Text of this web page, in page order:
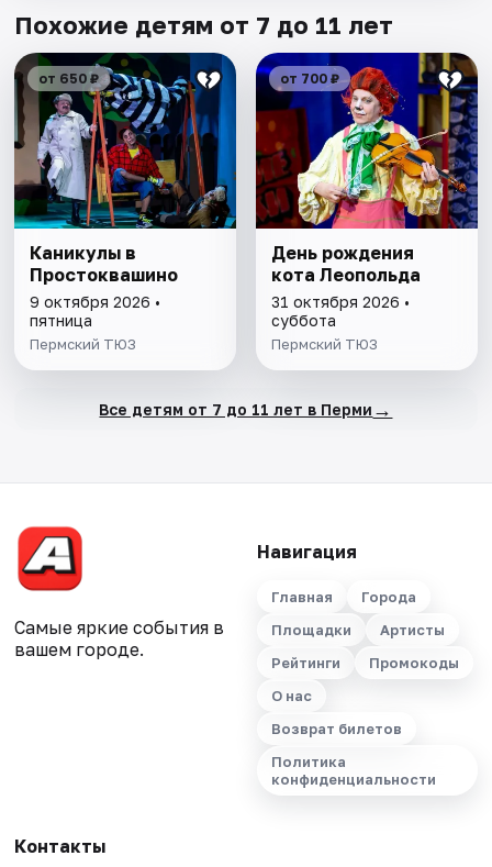
Похожие детям от 7 до 11 лет
от 650 ₽
Каникулы в
Простоквашино
9 октября 2026 •
пятница
Пермский ТЮЗ
от 700 ₽
День рождения
кота Леопольда
31 октября 2026 •
суббота
Пермский ТЮЗ
Все детям от 7 до 11 лет в Перми →
Самые яркие события в
вашем городе.
Навигация
Главная
Города
Площадки
Артисты
Рейтинги
Промокоды
О нас
Возврат билетов
Политика
конфиденциальности
Контакты